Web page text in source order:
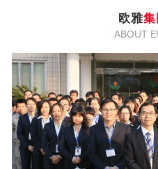
欧雅集
ABOUT